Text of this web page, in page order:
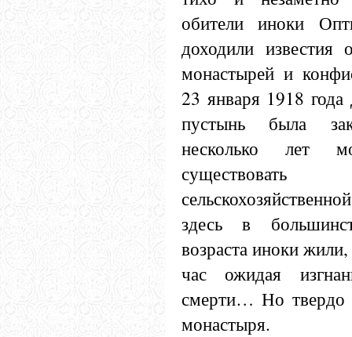
обители иноки
доходили известия
монастырей и
23 января 1918
пустынь была
несколько лет
здесь в
возраста иноки
час ожидая
смерти… Но твердо
монастыря.